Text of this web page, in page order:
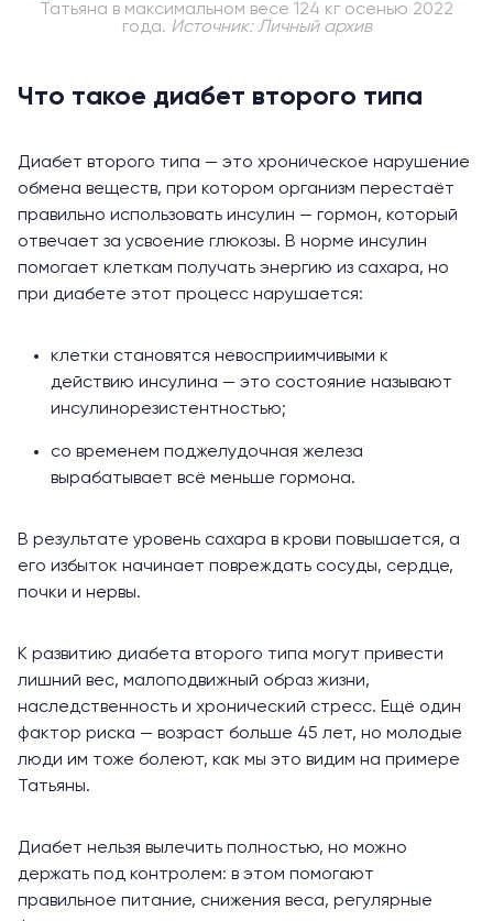
Татьяна в максимальном весе 124 кг осенью 2022
года. Источник: Личный архив
Что такое диабет второго типа
Диабет второго типа — это хроническое нарушение
обмена веществ, при котором организм перестаёт
правильно использовать инсулин — гормон, который
отвечает за усвоение глюкозы. В норме инсулин
помогает клеткам получать энергию из сахара, но
при диабете этот процесс нарушается:
клетки становятся невосприимчивыми к
действию инсулина — это состояние называют
инсулинорезистентностью;
со временем поджелудочная железа
вырабатывает всё меньше гормона.
В результате уровень сахара в крови повышается, а
его избыток начинает повреждать сосуды, сердце,
почки и нервы.
К развитию диабета второго типа могут привести
лишний вес, малоподвижный образ жизни,
наследственность и хронический стресс. Ещё один
фактор риска — возраст больше 45 лет, но молодые
люди им тоже болеют, как мы это видим на примере
Татьяны.
Диабет нельзя вылечить полностью, но можно
держать под контролем: в этом помогают
правильное питание, снижения веса, регулярные